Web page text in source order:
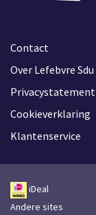
Contact
Over Lefebvre Sdu
Privacystatement
Cookieverklaring
Klantenservice
iDeal
Andere sites